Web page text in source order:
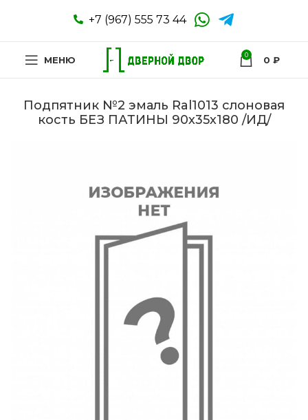
+7 (967) 555 73 44
МЕНЮ 0 0 ₽
Подпятник №2 эмаль Ral1013 слоновая
кость БЕЗ ПАТИНЫ 90х35х180 /ИД/